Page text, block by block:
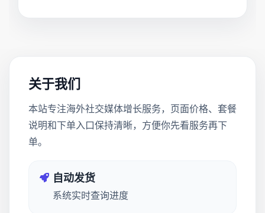
关于我们
本站专注海外社交媒体增长服务，页面价格、套餐
说明和下单入口保持清晰，方便你先看服务再下
单。
自动发货
系统实时查询进度